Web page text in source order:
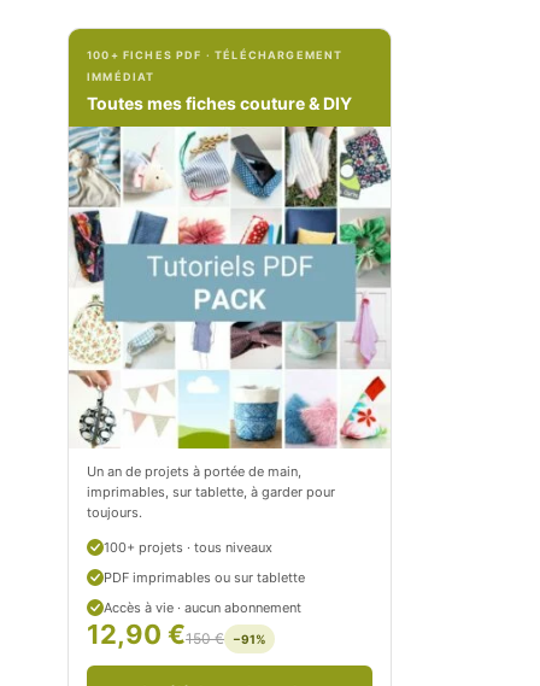
.
c
o
m
t
i
t
i
t
r
o
m
.
c
o
m
/
e
t
i
c
i
t
r
100+ FICHES PDF · TÉLÉCHARGEMENT
IMMÉDIAT
Toutes mes fiches couture & DIY
Un an de projets à portée de main,
imprimables, sur tablette, à garder pour
toujours.
100+ projets · tous niveaux
PDF imprimables ou sur tablette
Accès à vie · aucun abonnement
12,90 €150 € −91%